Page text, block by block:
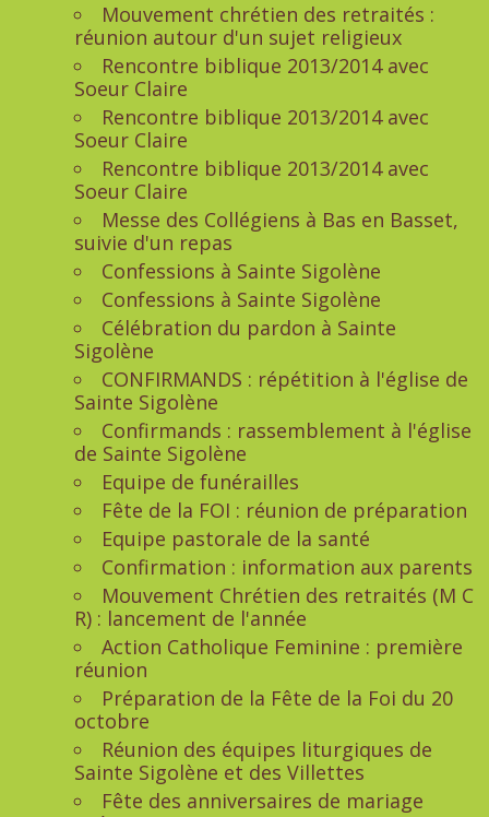
Mouvement chrétien des retraités :
réunion autour d'un sujet religieux
Rencontre biblique 2013/2014 avec
Soeur Claire
Rencontre biblique 2013/2014 avec
Soeur Claire
Rencontre biblique 2013/2014 avec
Soeur Claire
Messe des Collégiens à Bas en Basset,
suivie d'un repas
Confessions à Sainte Sigolène
Confessions à Sainte Sigolène
Célébration du pardon à Sainte
Sigolène
CONFIRMANDS : répétition à l'église de
Sainte Sigolène
Confirmands : rassemblement à l'église
de Sainte Sigolène
Equipe de funérailles
Fête de la FOI : réunion de préparation
Equipe pastorale de la santé
Confirmation : information aux parents
Mouvement Chrétien des retraités (M C
R) : lancement de l'année
Action Catholique Feminine : première
réunion
Préparation de la Fête de la Foi du 20
octobre
Réunion des équipes liturgiques de
Sainte Sigolène et des Villettes
Fête des anniversaires de mariage